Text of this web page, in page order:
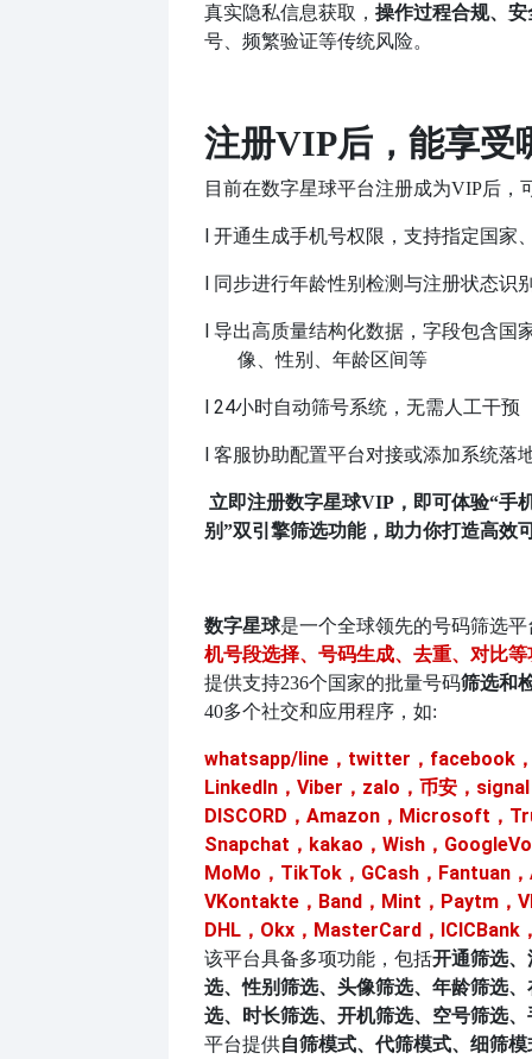
真实隐私信息获取， 操作过程合规、安
号、频繁验证等传统风险。
注册VIP后，能享受
目前在数字星球平台注册成为VIP后，
l 开通生成手机号权限，支持指定国家
l 同步进行年龄性别检测与注册状态识
l 导出高质量结构化数据，字段包含国
像、性别、年龄区间等
l 24小时自动筛号系统，无需人工干预
l 客服协助配置平台对接或添加系统落
立即注册数字星球VIP，即可体验“手
别”双引擎筛选功能，助力你打造高效
数字星球是一个全球领先的号码筛选
机号段选择、号码生成、去重、对比等
提供支持236个国家的批量号码筛选和
40多个社交和应用程序，如:
whatsapp/line，twitter，facebook
LinkedIn，Viber，zalo，币安，
DISCORD，Amazon，Microsoft，
Snapchat，kakao，Wish，
MoMo，TikTok，GCash，Fantuan
VKontakte，Band，Mint，Paytm，
DHL，Okx，MasterCard，ICICBank
该平台具备多项功能，包括开通筛选
选、性别筛选、头像筛选、年龄筛选
选、时长筛选、开机筛选、空号筛选
平台提供自筛模式、代筛模式、细筛